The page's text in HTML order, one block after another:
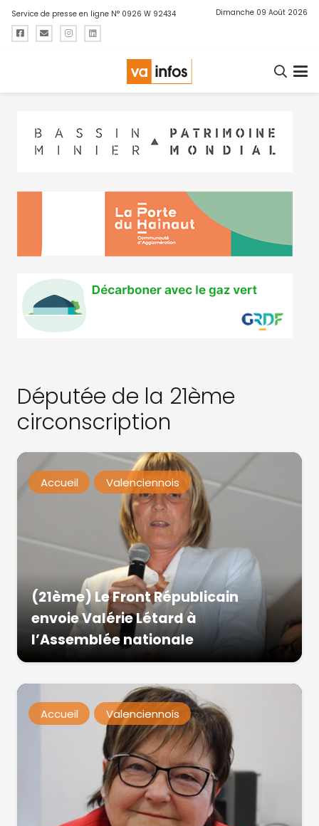
Service de presse en ligne N° 0926 W 92434 Dimanche 09 Août 2026
Députée de la 21ème
circonscription
Accueil Valenciennois
(21ème) Le Front Républicain
envoie Valérie Létard à
l’Assemblée nationale
Accueil Valenciennois